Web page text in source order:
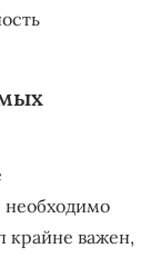
необходимо
крайне важен,